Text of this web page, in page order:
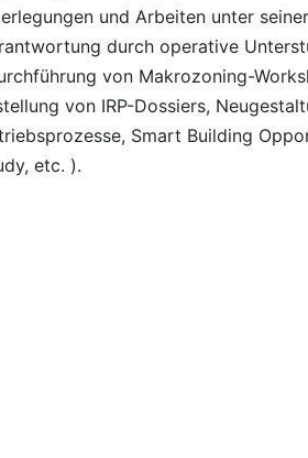
und Arbeiten unter seiner
durch operative
von Makrozoning-
von IRP-Dossiers,
Smart Building
etc. ).